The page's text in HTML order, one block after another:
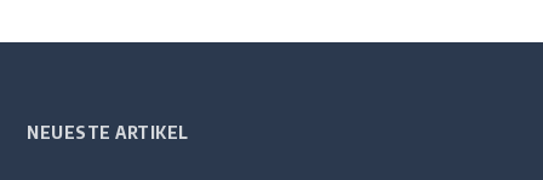
NEUESTE ARTIKEL